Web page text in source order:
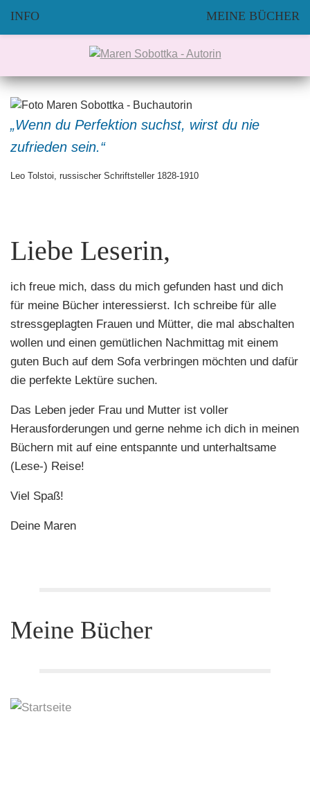
„Wenn du Perfektion suchst, wirst du nie
zufrieden sein.“
Leo Tolstoi, russischer Schriftsteller 1828-1910
Liebe Leserin,
ich freue mich, dass du mich gefunden hast und dich
für meine Bücher interessierst. Ich schreibe für alle
stressgeplagten Frauen und Mütter, die mal abschalten
wollen und einen gemütlichen Nachmittag mit einem
guten Buch auf dem Sofa verbringen möchten und dafür
die perfekte Lektüre suchen.
Das Leben jeder Frau und Mutter ist voller
Herausforderungen und gerne nehme ich dich in meinen
Büchern mit auf eine entspannte und unterhaltsame
(Lese-) Reise!
Viel Spaß!
Deine Maren
Meine Bücher
INFO MEINE BÜCHER